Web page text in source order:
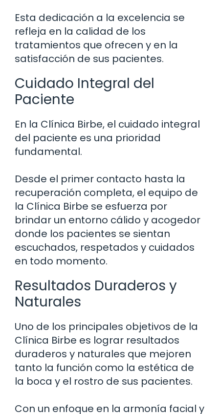
Esta dedicación a la excelencia se
refleja en la calidad de los
tratamientos que ofrecen y en la
satisfacción de sus pacientes.
Cuidado Integral del
Paciente
En la Clínica Birbe, el cuidado integral
del paciente es una prioridad
fundamental.
Desde el primer contacto hasta la
recuperación completa, el equipo de
la Clínica Birbe se esfuerza por
brindar un entorno cálido y acogedor
donde los pacientes se sientan
escuchados, respetados y cuidados
en todo momento.
Resultados Duraderos y
Naturales
Uno de los principales objetivos de la
Clínica Birbe es lograr resultados
duraderos y naturales que mejoren
tanto la función como la estética de
la boca y el rostro de sus pacientes.
Con un enfoque en la armonía facial y